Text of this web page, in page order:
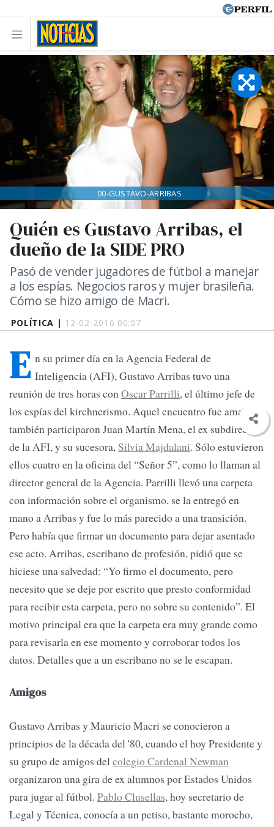
POLÍTICA | 12-02-2016 00:07
Quién es Gustavo Arribas, el
dueño de la SIDE PRO
Pasó de vender jugadores de fútbol a manejar
a los espías. Negocios raros y mujer brasileña.
Cómo se hizo amigo de Macri.
00-GUSTAVO-ARRIBAS
E n su primer día en la Agencia Federal de
Inteligencia (AFI), Gustavo Arribas tuvo una
reunión de tres horas conOscar Parrilli, el último jefe de
los espías del kirchnerismo. Aquel encuentro fue amable y
también participaron Juan Martín Mena, el ex subdirector
de la AFI, y su sucesora, Silvia Majdalani. Sólo estuvieron
ellos cuatro en la oficina del “Señor 5”, como lo llaman al
director general de la Agencia. Parrilli llevó una carpeta
con información sobre el organismo, se la entregó en
mano a Arribas y fue lo más parecido a una transición.
Pero había que firmar un documento para dejar asentado
ese acto. Arribas, escribano de profesión, pidió que se
hiciese una salvedad: “Yo firmo el documento, pero
necesito que se deje por escrito que presto conformidad
para recibir esta carpeta, pero no sobre su contenido”. El
motivo principal era que la carpeta era muy grande como
para revisarla en ese momento y corroborar todos los
datos. Detalles que a un escribano no se le escapan.
Amigos
Gustavo Arribas y Mauricio Macri se conocieron a
principios de la década del '80, cuando el hoy Presidente y
su grupo de amigos delcolegio Cardenal Newman
organizaron una gira de ex alumnos por Estados Unidos
para jugar al fútbol. Pablo Clusellas, hoy secretario de
Legal y Técnica, conocía a un petiso, bastante morocho,